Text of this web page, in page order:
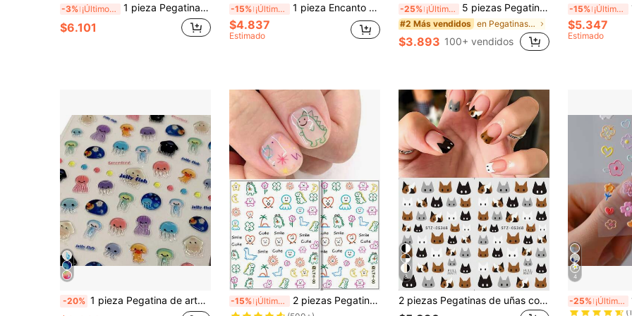
-3% ¡Últimos 3 días 1 pieza Pegatina de uñas con cara de dibujos animados de gelatina, pegatinas de arte de uñas 5D estereoscópicas y divertidas
$6.101
-15% ¡Últimos 3 días 1 pieza Encanto de arte de uñas con expresión de labios vívida, gemas para uñas, accesorios para uñas, decoraciones para uñas, sellos de uñas dimensionales, suministros de arte de uñas Y2K, sellos de uñas 3D, pegatinas, sellos de uñas dimensionales
$4.837
Estimado
-25% ¡Últimos 2 días 5 piezas Pegatinas decorativas con forma de monstruo para fiestas, calcomanías de arte de uñas, regalos de fiesta para uñas, suministros de uñas
#2 Más vendidos en Pegatinas de uñas completas Pegatinas decorativ
$3.893 100+ vendidos
-15% ¡Últimos 3 días 1
$5.347
Estimado
-20% 1 pieza Pegatina de arte de uñas 5D en relieve con criatura marina de medusa colorida, semi-transparente, fantasía submarina, decoración de uñas autoadhesiva ideal para mujeres y niñas, decoración de uñas kawaii acuática -15% ¡Últimos 3 días 2 piezas Pegatinas de arte de uñas con estilo de garabato de dinosaurio de dibujos animados, pegatinas de caras lindas, diseño de uñas con hoja de arce, decoración DIY
8
2 piezas Pegatinas de uñas con cabeza de gato de dibujos animados lindos, cara de gato lindo negro blanco gris marrón estilo minimalista animal Y2K, calcomanías de arte de uñas, decoraciones de uñas DIY para fiestas y vacaciones
4
-25% ¡Últimos 2 días